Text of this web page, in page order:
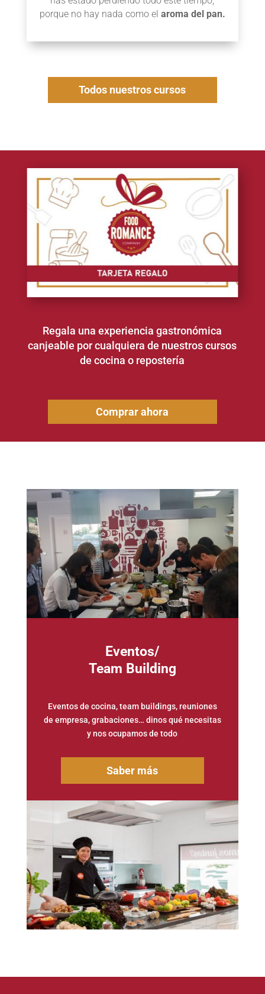
porque no hay nada como el aroma del pan.
Todos nuestros cursos
Regala una experiencia gastronómica
canjeable por cualquiera de nuestros cursos
de cocina o repostería
Comprar ahora
Eventos/
Team Building
Eventos de cocina, team buildings, reuniones
de empresa, grabaciones… dinos qué necesitas
y nos ocupamos de todo
Saber más